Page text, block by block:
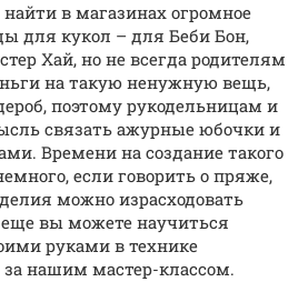
в магазинах огромное
для кукол – для Беби Бон,
Хай, но не всегда родителям
на такую ненужную вещь,
поэтому рукодельницам и
связать ажурные юбочки и
Времени на создание такого
если говорить о пряже,
можно израсходовать
вы можете научиться
руками в технике
нашим мастер-классом.